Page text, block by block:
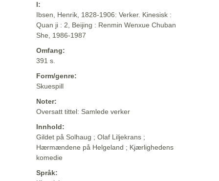
I:
Ibsen, Henrik, 1828-1906: Verker. Kinesisk :
Quan ji : 2, Beijing : Renmin Wenxue Chuban
She, 1986-1987
Omfang:
391 s.
Form/genre:
Skuespill
Noter:
Oversatt tittel: Samlede verker
Innhold:
Gildet på Solhaug ; Olaf Liljekrans ;
Hærmændene på Helgeland ; Kjærlighedens
komedie
Språk: